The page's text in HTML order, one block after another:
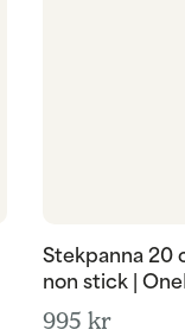
Stekpanna 20
non stick |
995 kr